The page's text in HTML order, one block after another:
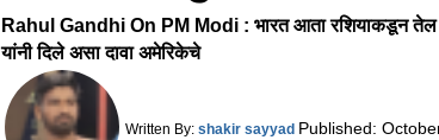
Rahul Gandhi On PM Modi : भारत आता रशियाकडून तेल
यांनी दिले असा दावा अमेरिकेचे
Written By: shakir sayyad Published: